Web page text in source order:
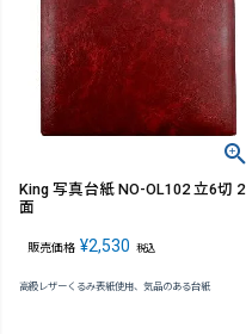
King 写真台紙 NO-OL102 立6切 2
面
販売価格 ¥2,530 税込
高級レザーくるみ表紙使用、気品のある台紙